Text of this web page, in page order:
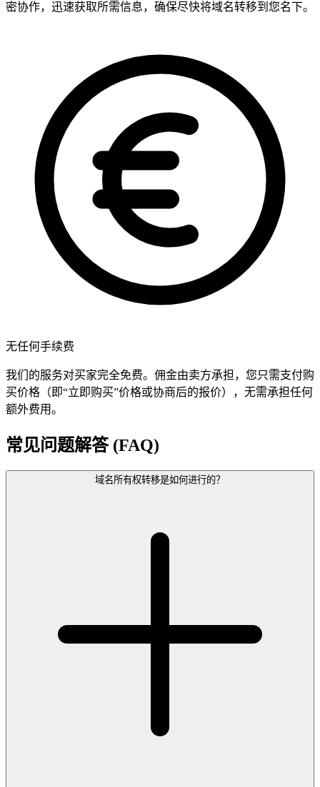
密协作，迅速获取所需信息，确保尽快将域名转移到您名下。
无任何手续费
我们的服务对买家完全免费。佣金由卖方承担，您只需支付购
买价格（即“立即购买”价格或协商后的报价），无需承担任何
额外费用。
常见问题解答 (FAQ)
域名所有权转移是如何进行的？